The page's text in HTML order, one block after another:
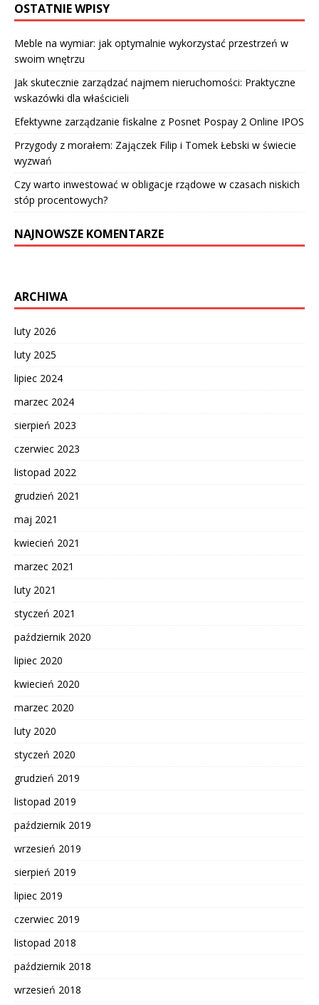
OSTATNIE WPISY
Meble na wymiar: jak optymalnie wykorzystać przestrzeń w
swoim wnętrzu
Jak skutecznie zarządzać najmem nieruchomości: Praktyczne
wskazówki dla właścicieli
Efektywne zarządzanie fiskalne z Posnet Pospay 2 Online IPOS
Przygody z morałem: Zajączek Filip i Tomek Łebski w świecie
wyzwań
Czy warto inwestować w obligacje rządowe w czasach niskich
stóp procentowych?
NAJNOWSZE KOMENTARZE
ARCHIWA
luty 2026
luty 2025
lipiec 2024
marzec 2024
sierpień 2023
czerwiec 2023
listopad 2022
grudzień 2021
maj 2021
kwiecień 2021
marzec 2021
luty 2021
styczeń 2021
październik 2020
lipiec 2020
kwiecień 2020
marzec 2020
luty 2020
styczeń 2020
grudzień 2019
listopad 2019
październik 2019
wrzesień 2019
sierpień 2019
lipiec 2019
czerwiec 2019
listopad 2018
październik 2018
wrzesień 2018